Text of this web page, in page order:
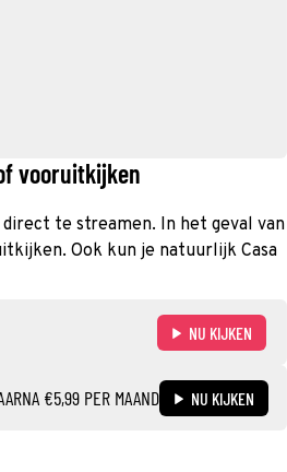
vooruitkijken
direct te streamen. In het geval van
Ook kun je natuurlijk Casa
NU KIJKEN
€5,99 PER MAAND NU KIJKEN